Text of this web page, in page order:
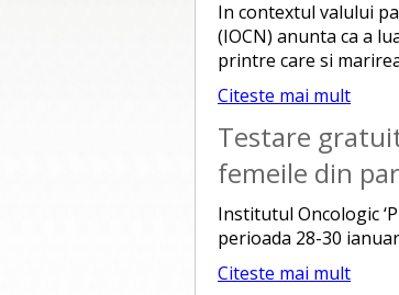
In contextul valului
(IOCN) anunta ca a
printre care si
Citeste mai mult
Testare
femeile din
Institutul Oncologic
perioada 28-30
Citeste mai mult